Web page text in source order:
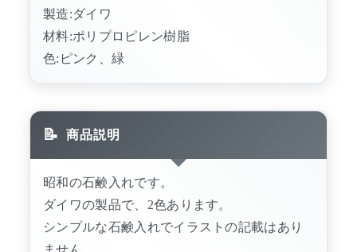
製造:ダイワ
材料:ポリプロピレン樹脂
色:ピンク、緑
商品説明
昭和の石鹸入れです。
ダイワの製品で、2色あります。
シンプルな石鹸入れでイラストの記載はあり
ません。